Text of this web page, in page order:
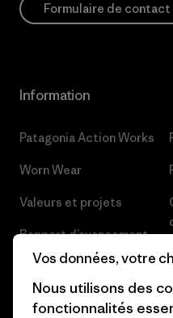
Formulaire de contact
Information
Patagonia Action Works
Worn Wear
Valeurs et projets
Rapport d’avancement
Business Unusual
Objectifs climatiques
Vos données, votre
Nous utilisons des
fonctionnalités